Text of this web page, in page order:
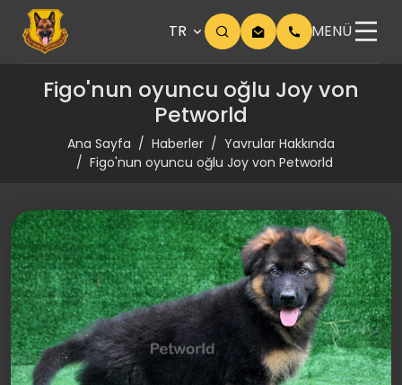
TR MENÜ
Figo'nun oyuncu oğlu Joy von
Petworld
Ana Sayfa Haberler
Yavrular Hakkında
Figo'nun oyuncu oğlu Joy von Petworld